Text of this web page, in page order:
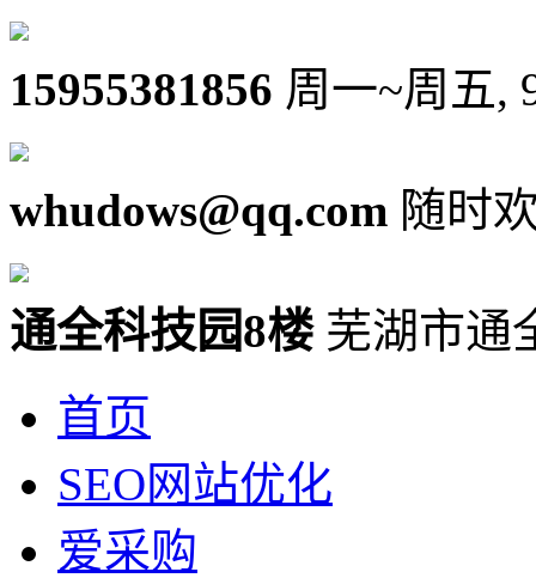
15955381856 周一~周五,
whudows@qq.com 随时
通全科技园8楼 芜湖市通
首页
SEO网站优化
爱采购